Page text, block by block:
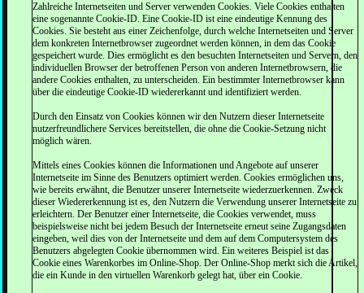
Zahlreiche Internetseiten und Server verwenden Cookies. Viele Cookies enthalten
eine sogenannte Cookie-ID. Eine Cookie-ID ist eine eindeutige Kennung des
Cookies. Sie besteht aus einer Zeichenfolge, durch welche Internetseiten und Server
dem konkreten Internetbrowser zugeordnet werden können, in dem das Cookie
gespeichert wurde. Dies ermöglicht es den besuchten Internetseiten und Servern, den
individuellen Browser der betroffenen Person von anderen Internetbrowsern, die
andere Cookies enthalten, zu unterscheiden. Ein bestimmter Internetbrowser kann
über die eindeutige Cookie-ID wiedererkannt und identifiziert werden.
Durch den Einsatz von Cookies können wir den Nutzern dieser Internetseite
nutzerfreundlichere Services bereitstellen, die ohne die Cookie-Setzung nicht
möglich wären.
Mittels eines Cookies können die Informationen und Angebote auf unserer
Internetseite im Sinne des Benutzers optimiert werden. Cookies ermöglichen uns,
wie bereits erwähnt, die Benutzer unserer Internetseite wiederzuerkennen. Zweck
dieser Wiedererkennung ist es, den Nutzern die Verwendung unserer Internetseite zu
erleichtern. Der Benutzer einer Internetseite, die Cookies verwendet, muss
beispielsweise nicht bei jedem Besuch der Internetseite erneut seine Zugangsdaten
eingeben, weil dies von der Internetseite und dem auf dem Computersystem des
Benutzers abgelegten Cookie übernommen wird. Ein weiteres Beispiel ist das
Cookie eines Warenkorbes im Online-Shop. Der Online-Shop merkt sich die Artikel,
die ein Kunde in den virtuellen Warenkorb gelegt hat, über ein Cookie.